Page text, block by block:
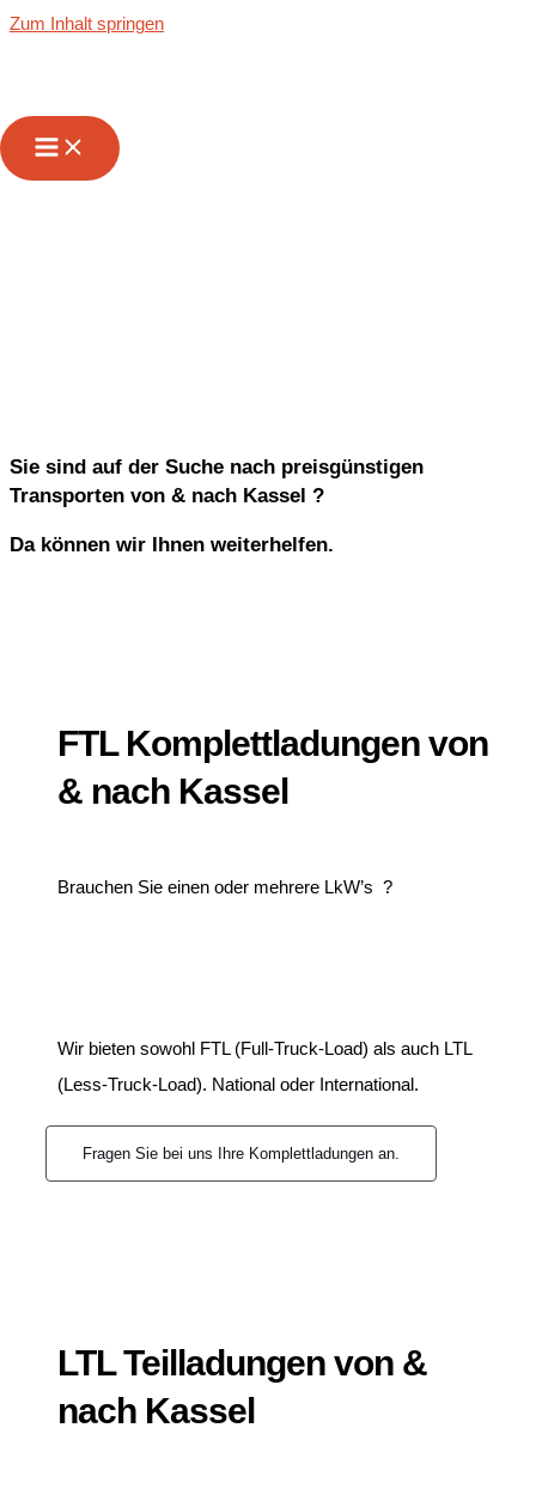
Zum Inhalt springen
nach Kassel
Sie sind auf der Suche nach preisgünstigen
Transporten von & nach Kassel ?
Da können wir Ihnen weiterhelfen.
FTL Komplettladungen von
& nach Kassel
Brauchen Sie einen oder mehrere LkW’s ?
Wir bieten sowohl FTL (Full-Truck-Load) als auch LTL
(Less-Truck-Load). National oder International.
Fragen Sie bei uns Ihre Komplettladungen an.
LTL Teilladungen von &
nach Kassel